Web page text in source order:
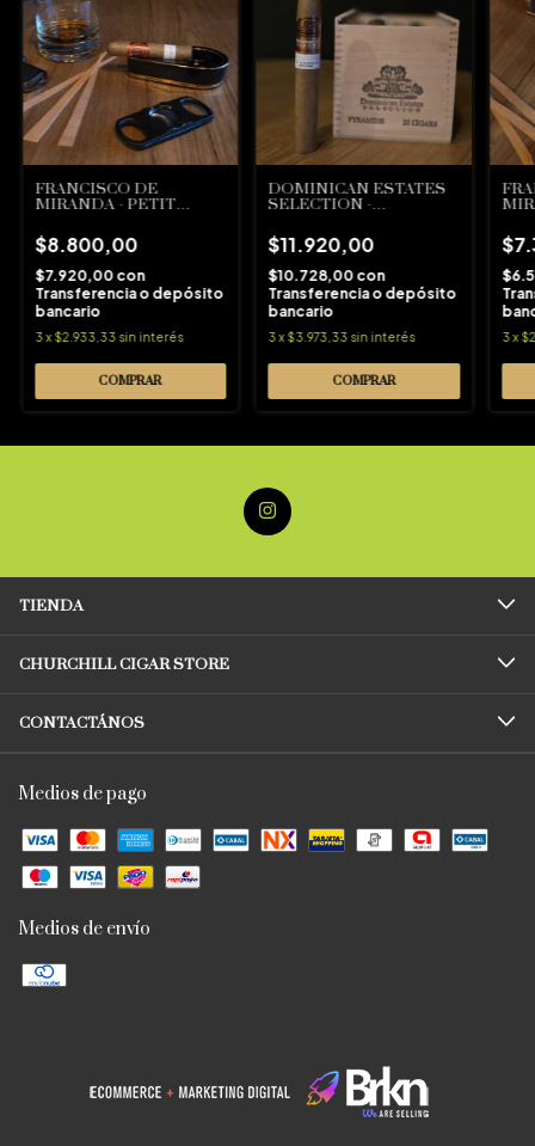
FRANCISCO DE
MIRANDA - PETIT
$8.800,00
$7.920,00 con
Transferencia o depósito
bancario
3x$2.933,33 sin interés
DOMINICAN ESTATES
SELECTION -
$11.920,00
$10.728,00 con
Transferencia o depósito
bancario
3 x$3.973,33 sin interés 3x
TIENDA
CHURCHILL CIGAR STORE
CONTACTÁNOS
Medios de pago
Medios de envío